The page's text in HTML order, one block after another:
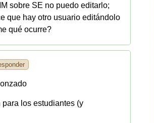
sobre SE no puedo editarlo;
que hay otro usuario editándolo
qué ocurre?
los estudiantes (y